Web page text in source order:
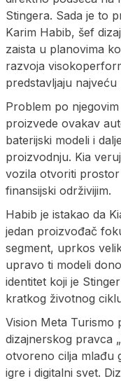
Stingera. Sada je to
Karim Habib, šef
zaista u planovima
razvoja
predstavljaju
Problem po
proizvede ovakav
baterijski modeli i
proizvodnju. Kia
vozila otvoriti
finansijski održivijim.
Habib je istakao da
jedan proizvođač
segment, uprkos
upravo ti modeli
identitet koji je
kratkog životnog
Vision Meta Turismo
dizajnerskog pravca
otvoreno cilja mlađu
igre i digitalni svet.